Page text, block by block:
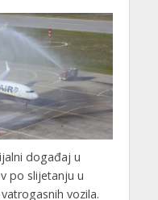
događaj u
po slijetanju u
vozila.